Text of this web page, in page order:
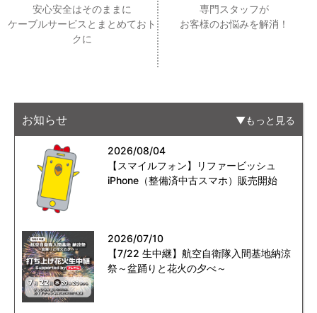
安心安全はそのままに
ケーブルサービスとまとめておト
クに
専門スタッフが
お客様のお悩みを解消！
お知らせ もっと見る
2026/08/04
【スマイルフォン】リファービッシュ
iPhone（整備済中古スマホ）販売開始
2026/07/10
【7/22 生中継】航空自衛隊入間基地納涼
祭～盆踊りと花火の夕べ～